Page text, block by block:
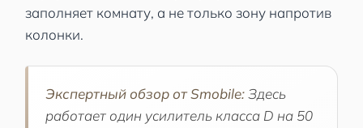
заполняет комнату, а не только зону напротив
колонки.
Экспертный обзор от Smobile:Здесь
работает один усилитель класса D на 50